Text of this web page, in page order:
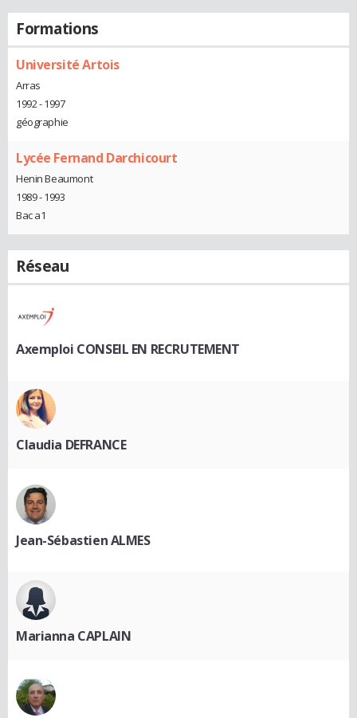
Formations
Université Artois
Arras
1992 - 1997
géographie
Lycée Fernand Darchicourt
Henin Beaumont
1989 - 1993
Bac a1
Réseau
Axemploi CONSEIL EN RECRUTEMENT
Claudia DEFRANCE
Jean-Sébastien ALMES
Marianna CAPLAIN